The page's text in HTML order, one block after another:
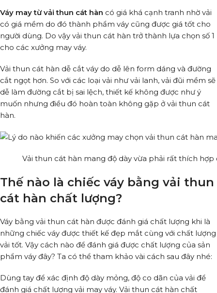
Váy may từ vải thun cát hàn có giá khá cạnh tranh nhờ vải
có giá mềm do đó thành phẩm váy cũng được giá tốt cho
người dùng. Do vậy vải thun cát hàn trở thành lựa chọn số 1
cho các xưởng may váy.
Vải thun cát hàn dễ cắt váy do dễ lên form dáng và đường
cắt ngọt hơn. So với các loại vải như vải lanh, vải đũi mềm sẽ
dễ làm đường cắt bị sai lệch, thiết kế không được như ý
muốn nhưng điều đó hoàn toàn không gặp ở vải thun cát
hàn.
Vải thun cát hàn mang độ dày vừa phải rất thích hợp
Thế nào là chiếc váy bằng vải thun
cát hàn chất lượng?
Váy bằng vải thun cát hàn được đánh giá chất lượng khi là
những chiếc váy được thiết kế đẹp mắt cùng với chất lượng
vải tốt. Vậy cách nào để đánh giá được chất lượng của sản
phẩm váy đây? Ta có thể tham khảo vài cách sau đây nhé:
Dùng tay để xác định độ dày mỏng, độ co dãn của vải để
đánh giá chất lượng vải may váy. Vải thun cát hàn chất